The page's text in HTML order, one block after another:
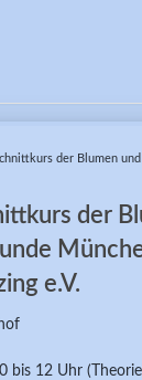
der Blumen
der
e.V.
bis 12 Uhr